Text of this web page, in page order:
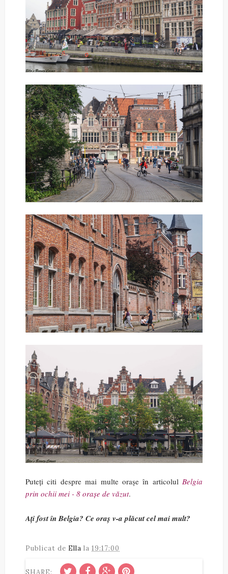
Puteți citi despre mai multe orașe în articolul Belgia
prin ochii mei - 8 orașe de văzut.
Ați fost în Belgia? Ce oraș v-a plăcut cel mai mult?
Publicat de Ella la 19:17:00
SHARE: